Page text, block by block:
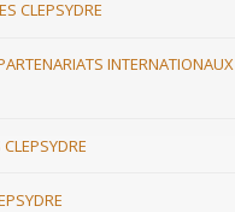
CLEPSYDRE
INTERNATIONAUX